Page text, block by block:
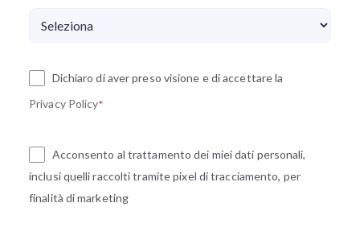
Dichiaro di aver preso visione e di accettare la
Privacy Policy*
Acconsento al trattamento dei miei dati personali,
inclusi quelli raccolti tramite pixel di tracciamento, per
finalità di marketing